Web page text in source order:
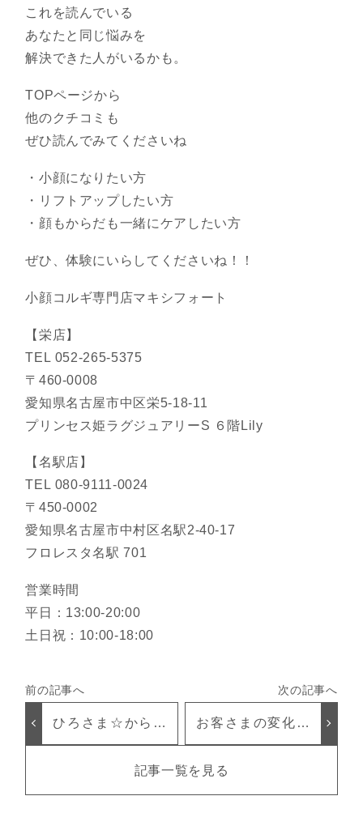
これを読んでいる
あなたと同じ悩みを
解決できた人がいるかも。
TOPページから
他のクチコミも
ぜひ読んでみてくださいね
・小顔になりたい方
・リフトアップしたい方
・顔もからだも一緒にケアしたい方
ぜひ、体験にいらしてくださいね！！
小顔コルギ専門店マキシフォート
【栄店】
TEL 052-265-5375
〒460-0008
愛知県名古屋市中区栄5-18-11
プリンセス姫ラグジュアリーS ６階Lily
【名駅店】
TEL 080-9111-0024
〒450-0002
愛知県名古屋市中村区名駅2-40-17
フロレスタ名駅 701
営業時間
平日：13:00-20:00
土日祝：10:00-18:00
ひろさま☆からの
嬉しい口コミを頂
お客さまの変化み
てみて！！
記事一覧を見る